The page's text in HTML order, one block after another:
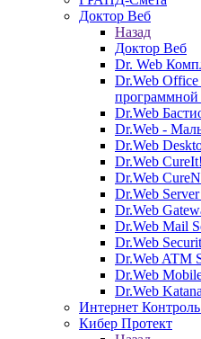
Доктор Веб
Назад
Доктор Веб
Dr. Web
Dr.Web
программной
Dr.Web
Dr.Web -
Dr.Web
Dr.Web CureIt!
Dr.Web
Dr.Web
Dr.Web
Dr.Web Mail
Dr.Web
Dr.Web ATM
Dr.Web
Dr.Web Katana
Интернет
Кибер Протект